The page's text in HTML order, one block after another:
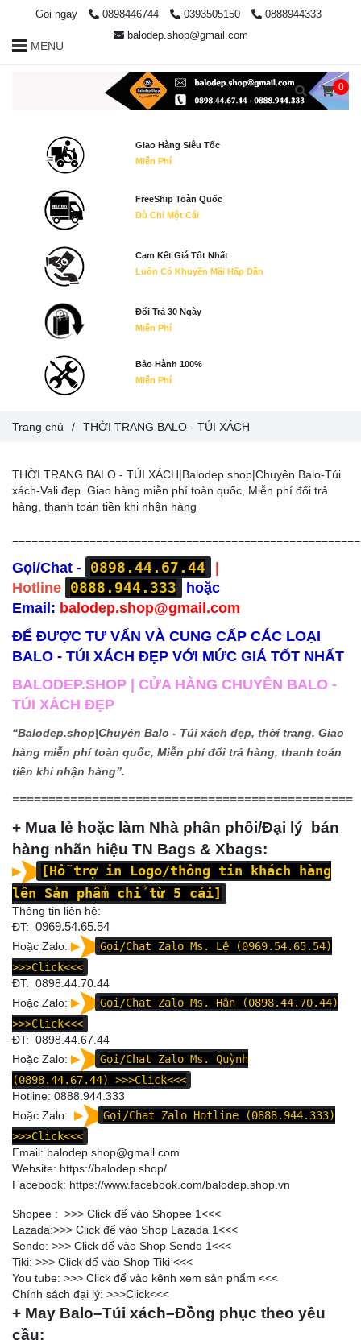
THỜI TRANG BALO - TÚI XÁCH|Balodep.shop|Chuyên Balo-Túi
xách-Vali đẹp. Giao hàng miễn phí toàn quốc, Miễn phí đổi trả
hàng, thanh toán tiền khi nhận hàng
Gọi/Chat - 0898.44.67.44
|
Hotline 0888.944.333
hoặc
Email: balodep.shop@gmail.com
ĐỂ ĐƯỢC TƯ VẤN VÀ CUNG CẤP CÁC LOẠI
BALO - TÚI XÁCH ĐẸP VỚI MỨC GIÁ TỐT NHẤT
BALODEP.SHOP | CỬA HÀNG CHUYÊN BALO -
TÚI XÁCH ĐẸP
“Balodep.shop|Chuyên Balo - Túi xách đẹp, thời trang. Giao
hàng miễn phí toàn quốc, Miễn phí đổi trả hàng, thanh toán
tiền khi nhận hàng”.
===============================================
+ Mua lẻ hoặc làm Nhà phân phối/Đại lý bán
hàng nhãn hiệu TN Bags & Xbags:
[Hỗ trợ in Logo/thông tin khách hàng
lên Sản phẩm chỉ từ 5 cái]
Thông tin liên hệ:
ĐT: 0969.54.65.54
Hoặc Zalo:
Gọi/Chat Zalo Ms. Lệ (0969.54.65.54)
>>>Click<<<
ĐT: 0898.44.70.44
Hoặc Zalo:
Gọi/Chat Zalo Ms. Hân (0898.44.70.44)
>>>Click<<<
ĐT: 0898.44.67.44
Hoặc Zalo:
Gọi/Chat Zalo Ms. Quỳnh
(0898.44.67.44)
>>>Click<<<
Hotline: 0888.944.333
Hoặc Zalo:
Gọi/Chat Zalo Hotline (0888.944.333)
>>>Click<<<
Email: balodep.shop@gmail.com
Website: https://balodep.shop/
Facebook: https://www.facebook.com/balodep.shop.vn
Shopee : >>> Click để vào Shopee 1<<<
Lazada:>>> Click để vào Shop Lazada 1<<<
Sendo: >>> Click để vào Shop Sendo 1<<<
Tiki: >>> Click để vào Shop Tiki <<<
You tube: >>> Click để vào kênh xem sản phẩm <<<
Chính sách đại lý: >>>Click<<<
+ May Balo–Túi xách–Đồng phục theo yêu
cầu:
Trang chủ / THỜI TRANG BALO - TÚI XÁCH
Gọi ngay 0898446744 0393505150
0888944333
balodep.shop@gmail.com
MENU
0
Giao Hàng Siêu Tốc
Miễn Phí
FreeShip Toàn Quốc
Dù Chỉ Một Cái
Cam Kết Giá Tốt Nhất
Luôn Có Khuyến Mãi Hấp Dẫn
Đổi Trả 30 Ngày
Miễn Phí
Bảo Hành 100%
Miễn Phí